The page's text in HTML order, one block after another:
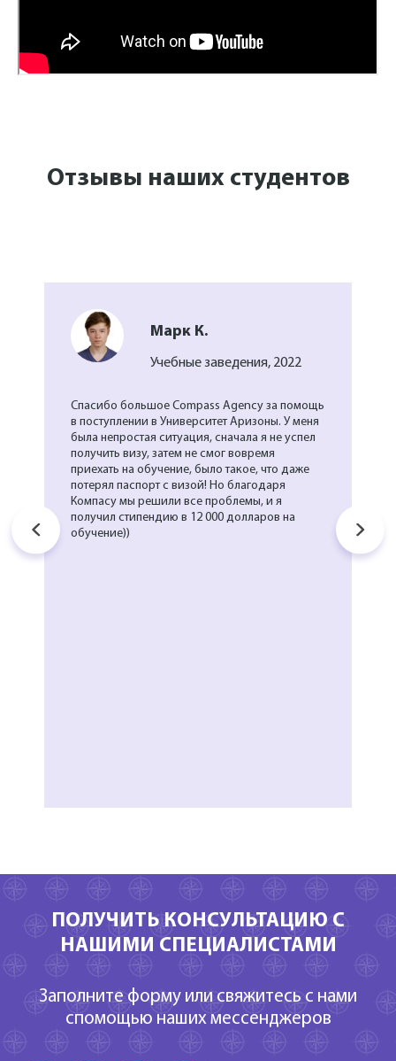
Отзывы наших студентов
Марк К.
Учебные заведения, 2022
Спасибо большое Compass Agency за помощь
в поступлении в Университет Аризоны. У меня
была непростая ситуация, сначала я не успел
получить визу, затем не смог вовремя
приехать на обучение, было такое, что даже
потерял паспорт с визой! Но благодаря
Компасу мы решили все проблемы, и я
получил стипендию в 12 000 долларов на
обучение))
ПОЛУЧИТЬ КОНСУЛЬТАЦИЮ С
НАШИМИ СПЕЦИАЛИСТАМИ
Заполните форму или свяжитесь с нами
спомощью наших мессенджеров